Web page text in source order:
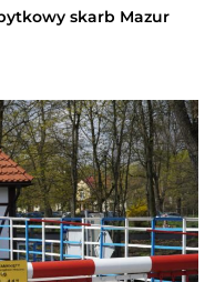
skarb Mazur